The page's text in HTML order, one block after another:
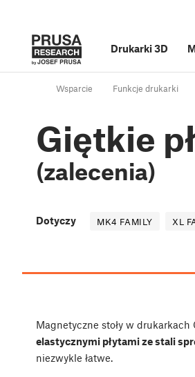
Drukarki 3D
Wsparcie Funkcje drukarki
Giętkie
(zalecenia)
Dotyczy MK4 FAMILY XL
Magnetyczne stoły w
elastycznymi płytami ze stali
niezwykle łatwe.